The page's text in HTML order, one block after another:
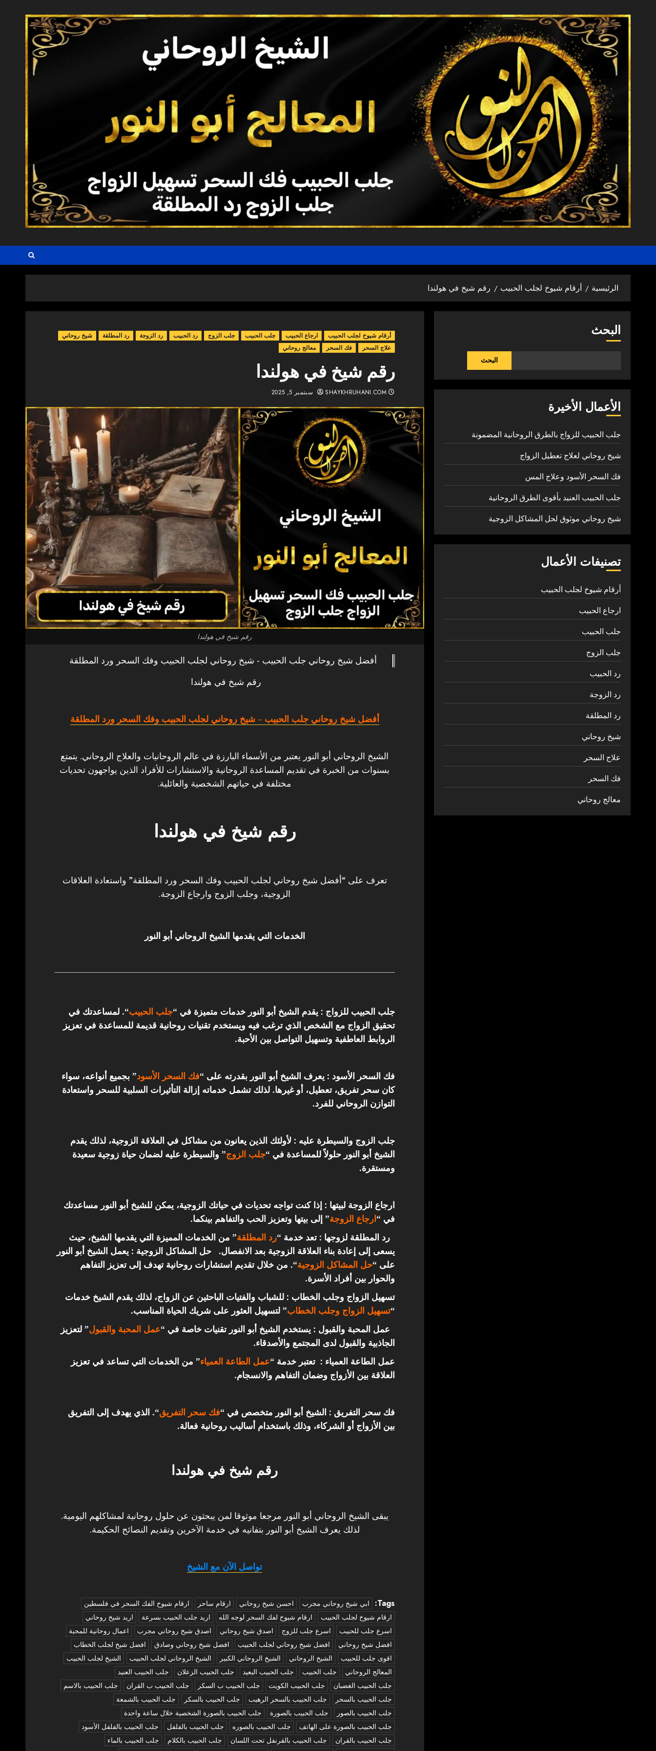
المحتوى
الرئيسية أرقام شيوخ لجلب الحبيب رقم شيخ في هولندا
أرقام شيوخ لجلب الحبيب ارجاع الحبيب جلب الحبيب جلب الزوج رد الحبيب رد الزوجة رد المطلقة
شيخ روحاني
علاج السحر
فك السحر معالج روحاني
رقم شيخ في هولندا
SHAYKHRUHANI.COM سبتمبر 5, 2025
رقم شيخ في هولندا
أفضل شيخ روحاني جلب الحبيب - شيخ روحاني لجلب الحبيب وفك السحر ورد المطلقة
رقم شيخ في هولندا
أفضل شيخ روحاني جلب الحبيب – شيخ روحاني لجلب الحبيب وفك السحر ورد المطلقة
الشيخ الروحاني أبو النور يعتبر من الأسماء البارزة في عالم الروحانيات والعلاج الروحاني. يتمتع
بسنوات من الخبرة في تقديم المساعدة الروحانية والاستشارات للأفراد الذين يواجهون تحديات
مختلفة في حياتهم الشخصية والعائلية.
رقم شيخ في هولندا
تعرف على “أفضل شيخ روحاني لجلب الحبيب وفك السحر ورد المطلقة” واستعادة العلاقات
الزوجية، وجلب الزوج وارجاع الزوجة.
الخدمات التي يقدمها الشيخ الروحاني أبو النور
جلب الحبيب للزواج : يقدم الشيخ أبو النور خدمات متميزة في “جلب الحبيب“. لمساعدتك في
تحقيق الزواج مع الشخص الذي ترغب فيه ويستخدم تقنيات روحانية قديمة للمساعدة في تعزيز
الروابط العاطفية وتسهيل التواصل بين الأحبة.
فك السحر الأسود : يعرف الشيخ أبو النور بقدرته على “فك السحر الأسود” بجميع أنواعه، سواء
كان سحر تفريق، تعطيل، أو غيرها. لذلك تشمل خدماته إزالة التأثيرات السلبية للسحر واستعادة
التوازن الروحاني للفرد.
جلب الزوج والسيطرة عليه : لأولئك الذين يعانون من مشاكل في العلاقة الزوجية، لذلك يقدم
الشيخ أبو النور حلولاً للمساعدة في “جلب الزوج” والسيطرة عليه لضمان حياة زوجية سعيدة
ومستقرة.
ارجاع الزوجة لبيتها : إذا كنت تواجه تحديات في حياتك الزوجية، يمكن للشيخ أبو النور مساعدتك
في “ارجاع الزوجة” إلى بيتها وتعزيز الحب والتفاهم بينكما.
رد المطلقة لزوجها : تعد خدمة “رد المطلقة” من الخدمات المميزة التي يقدمها الشيخ، حيث
يسعى إلى إعادة بناء العلاقة الزوجية بعد الانفصال.
حل المشاكل الزوجية : يعمل الشيخ أبو النور
على “حل المشاكل الزوجية“. من خلال تقديم استشارات روحانية تهدف إلى تعزيز التفاهم
والحوار بين أفراد الأسرة.
تسهيل الزواج وجلب الخطاب : للشباب والفتيات الباحثين عن الزواج، لذلك يقدم الشيخ خدمات
“تسهيل الزواج وجلب الخطاب” لتسهيل العثور على شريك الحياة المناسب.
عمل المحبة والقبول : يستخدم الشيخ أبو النور تقنيات خاصة في “عمل المحبة والقبول” لتعزيز
الجاذبية والقبول لدى المجتمع والأصدقاء.
عمل الطاعة العمياء : تعتبر خدمة “عمل الطاعة العمياء” من الخدمات التي تساعد في تعزيز
العلاقة بين الأزواج وضمان التفاهم والانسجام.
فك سحر التفريق : الشيخ أبو النور متخصص في “فك سحر التفريق“. الذي يهدف إلى التفريق
بين الأزواج أو الشركاء، وذلك باستخدام أساليب روحانية فعالة.
رقم شيخ في هولندا
يبقى الشيخ الروحاني أبو النور مرجعا موثوقا لمن يبحثون عن حلول روحانية لمشاكلهم اليومية.
لذلك يعرف الشيخ أبو النور بتفانيه في خدمة الآخرين وتقديم النصائح الحكيمة.
تواصل الآن مع الشيخ
Tags: ‏ابي شيخ روحاني مجرب احسن شيخ روحاني ارقام ساحر
ارقام شيوخ الفك السحر في فلسطين
ارقام شيوخ لجلب الحبيب
ارقام شيوخ لفك السحر لوجه الله اريد جلب الحبيب بسرعة
اريد شيخ روحاني
اسرع جلب للحبيب
اسرع جلب للزوج اصدق شيخ روحاني اصدق شيخ روحاني مجرب
اعمال روحانية للمحبة
افضل شيخ روحاني
افضل شيخ روحاني لجلب الحبيب افضل شيخ روحاني وصادق
افضل شيخ لجلب الخطاب
اقوى جلب للحبيب
الشيخ الروحاني الشيخ الروحاني الكبير الشيخ الروحاني لجلب الحبيب
الشيخ لجلب الحبيب
المعالج الروحاني
جلب الحبيب جلب الحبيب البعيد جلب الحبيب الزعلان
جلب الحبيب العنيد
جلب الحبيب الغضبان
جلب الحبيب الكويت جلب الحبيب ب السكر جلب الحبيب ب القران
جلب الحبيب بالاسم
جلب الحبيب بالسحر
جلب الحبيب بالسحر الرهيب جلب الحبيب بالسكر
جلب الحبيب بالشمعة
جلب الحبيب بالصور
جلب الحبيب بالصورة
جلب الحبيب بالصورة الشخصية خلال ساعة واحدة
جلب الحبيب بالصورة على الهاتف
جلب الحبيب بالصوره جلب الحبيب بالفلفل
جلب الحبيب بالفلفل الأسود
جلب الحبيب بالقران
جلب الحبيب بالقرنفل تحت اللسان جلب الحبيب بالكلام
جلب الحبيب بالماء
البحث
البحث
الأعمال الأخيرة
جلب الحبيب للزواج بالطرق الروحانية المضمونة
شيخ روحاني لعلاج تعطيل الزواج
فك السحر الأسود وعلاج المس
جلب الحبيب العنيد بأقوى الطرق الروحانية
شيخ روحاني موثوق لحل المشاكل الزوجية
تصنيفات الأعمال
أرقام شيوخ لجلب الحبيب
ارجاع الحبيب
جلب الحبيب
جلب الزوج
رد الحبيب
رد الزوجة
رد المطلقة
شيخ روحاني
علاج السحر
فك السحر
معالج روحاني